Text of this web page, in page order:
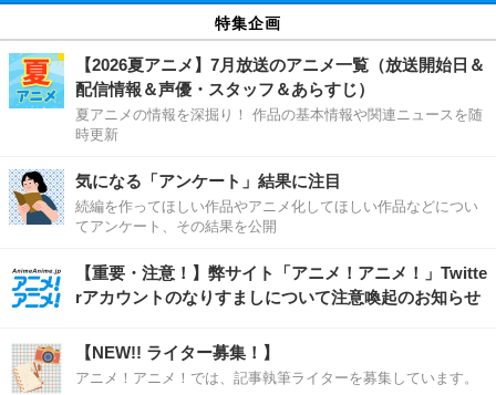
特集企画
【2026夏アニメ】7月放送のアニメ一覧（放送開始日＆
配信情報＆声優・スタッフ＆あらすじ）
夏アニメの情報を深掘り！ 作品の基本情報や関連ニュースを随
時更新
気になる「アンケート」結果に注目
続編を作ってほしい作品やアニメ化してほしい作品などについ
てアンケート、その結果を公開
【重要・注意！】弊サイト「アニメ！アニメ！」Twitte
rアカウントのなりすましについて注意喚起のお知らせ
【NEW!! ライター募集！】
アニメ！アニメ！では、記事執筆ライターを募集しています。